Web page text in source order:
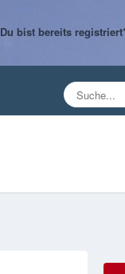
Du bist bereits